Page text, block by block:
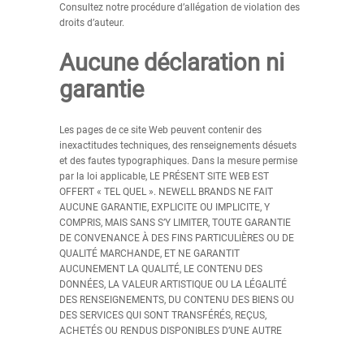
Consultez notre procédure d’allégation de violation des
droits d’auteur.
Aucune déclaration ni
garantie
Les pages de ce site Web peuvent contenir des
inexactitudes techniques, des renseignements désuets
et des fautes typographiques. Dans la mesure permise
par la loi applicable, LE PRÉSENT SITE WEB EST
OFFERT « TEL QUEL ». NEWELL BRANDS NE FAIT
AUCUNE GARANTIE, EXPLICITE OU IMPLICITE, Y
COMPRIS, MAIS SANS S’Y LIMITER, TOUTE GARANTIE
DE CONVENANCE À DES FINS PARTICULIÈRES OU DE
QUALITÉ MARCHANDE, ET NE GARANTIT
AUCUNEMENT LA QUALITÉ, LE CONTENU DES
DONNÉES, LA VALEUR ARTISTIQUE OU LA LÉGALITÉ
DES RENSEIGNEMENTS, DU CONTENU DES BIENS OU
DES SERVICES QUI SONT TRANSFÉRÉS, REÇUS,
ACHETÉS OU RENDUS DISPONIBLES D’UNE AUTRE